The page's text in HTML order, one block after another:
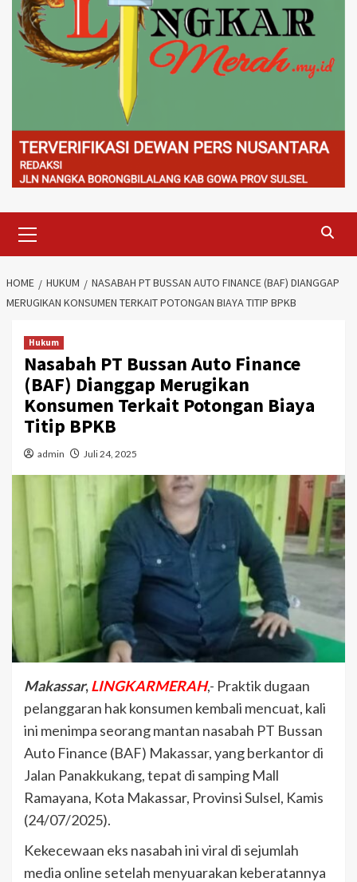
Menu
HOME HUKUM
NASABAH PT BUSSAN AUTO FINANCE (BAF) DIANGGAP
MERUGIKAN KONSUMEN TERKAIT POTONGAN BIAYA TITIP BPKB
Hukum
Nasabah PT Bussan Auto Finance
(BAF) Dianggap Merugikan
Konsumen Terkait Potongan Biaya
Titip BPKB
admin Juli 24, 2025
Makassar,LINGKARMERAH,- Praktik dugaan
pelanggaran hak konsumen kembali mencuat, kali
ini menimpa seorang mantan nasabah PT Bussan
Auto Finance (BAF) Makassar, yang berkantor di
Jalan Panakkukang, tepat di samping Mall
Ramayana, Kota Makassar, Provinsi Sulsel, Kamis
(24/07/2025).
Kekecewaan eks nasabah ini viral di sejumlah
media online setelah menyuarakan keberatannya